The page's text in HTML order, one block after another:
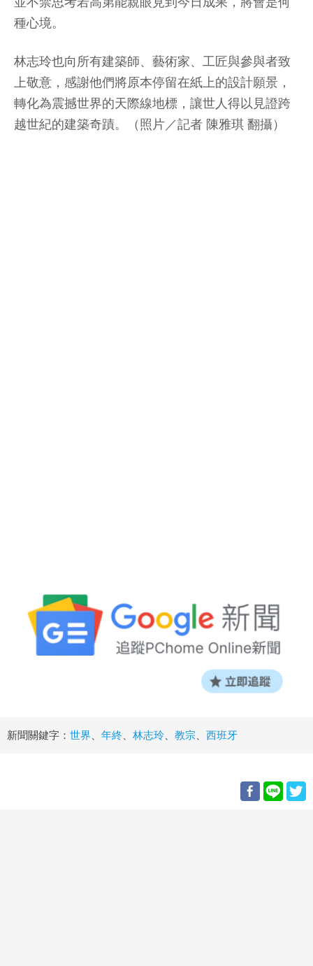
種心境。
林志玲也向所有建築師、藝術家、工匠與參與者致
上敬意，感謝他們將原本停留在紙上的設計願景，
轉化為震撼世界的天際線地標，讓世人得以見證跨
越世紀的建築奇蹟。（照片／記者 陳雅琪 翻攝）
新聞關鍵字： 世界、 年終、 林志玲、 教宗、 西班牙